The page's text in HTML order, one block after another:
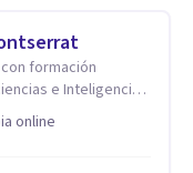
formación
e Inteligencia
online